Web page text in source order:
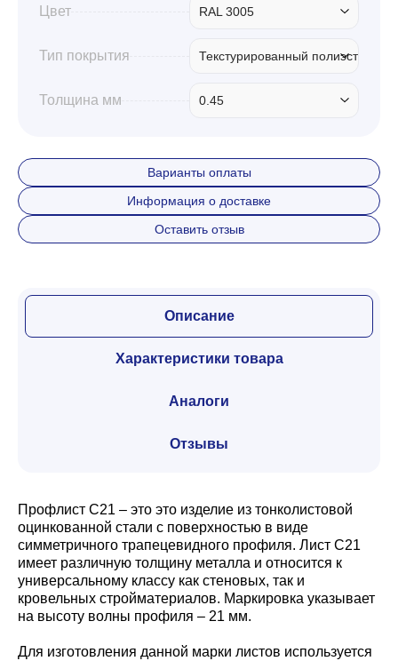
Цвет RAL 3005
Тип покрытия Текстурированный полиэстер
Толщина мм 0.45
Варианты оплаты
Информация о доставке
Оставить отзыв
Описание
Характеристики товара
Аналоги
Отзывы
Профлист С21 – это это изделие из тонколистовой
оцинкованной стали с поверхностью в виде
симметричного трапецевидного профиля. Лист С21
имеет различную толщину металла и относится к
универсальному классу как стеновых, так и
кровельных стройматериалов. Маркировка указывает
на высоту волны профиля – 21 мм.
Для изготовления данной марки листов используется